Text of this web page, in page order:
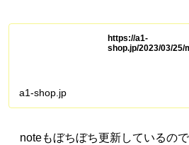
https://a1-
shop.jp/2023/03/
a1-shop.jp
noteもぼちぼち更新しているの